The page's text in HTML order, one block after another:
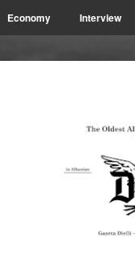
Economy Interview